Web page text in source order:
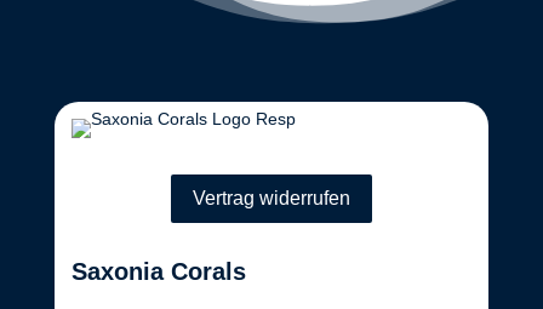
Vertrag widerrufen
Saxonia Corals